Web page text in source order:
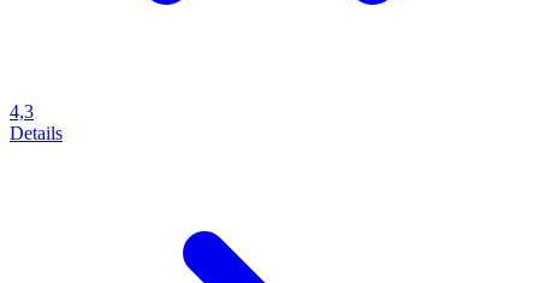
4,3
Details